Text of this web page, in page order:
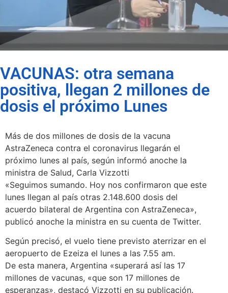
VACUNAS: otra semana
positiva, llegan 2 millones de
dosis el próximo Lunes
Más de dos millones de dosis de la vacuna
AstraZeneca contra el coronavirus llegarán el
próximo lunes al país, según informó anoche la
ministra de Salud, Carla Vizzotti
«Seguimos sumando. Hoy nos confirmaron que este
lunes llegan al país otras 2.148.600 dosis del
acuerdo bilateral de Argentina con AstraZeneca»,
publicó anoche la ministra en su cuenta de Twitter.
Según precisó, el vuelo tiene previsto aterrizar en el
aeropuerto de Ezeiza el lunes a las 7.55 am.
De esta manera, Argentina «superará así las 17
millones de vacunas, «que son 17 millones de
esperanzas», destacó Vizzotti en su publicación.